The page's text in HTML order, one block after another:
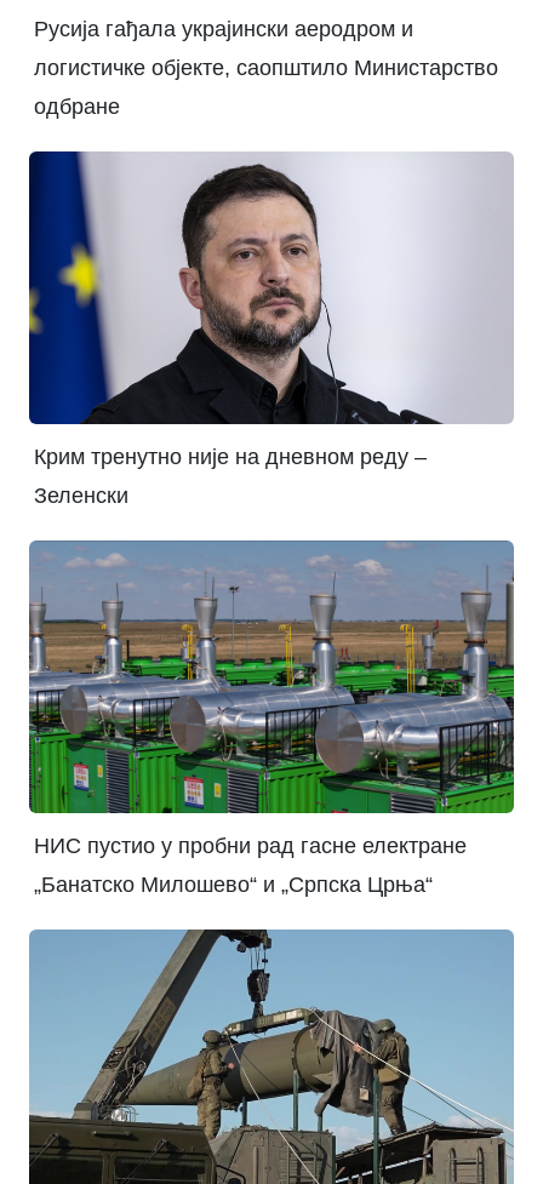
Русија гађала украјински аеродром и
логистичке објекте, саопштило Министарство
одбране
Крим тренутно није на дневном реду –
Зеленски
НИС пустио у пробни рад гасне електране
„Банатско Милошево“ и „Српска Црња“